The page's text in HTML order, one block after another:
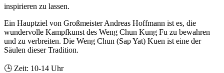
inspirieren zu lassen.
Ein Hauptziel von Großmeister Andreas Hoffmann ist es, die
wundervolle Kampfkunst des Weng Chun Kung Fu zu bewahren
und zu verbreiten. Die Weng Chun (Sap Yat) Kuen ist eine der
Säulen dieser Tradition.
🕒 Zeit: 10-14 Uhr